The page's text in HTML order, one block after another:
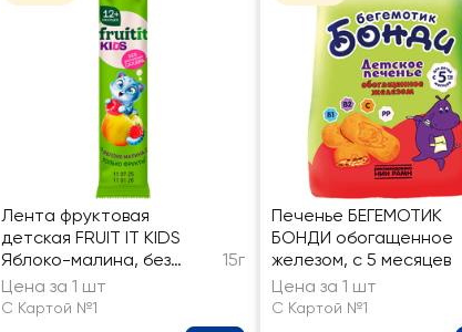
Лента фруктовая
детская FRUIT IT KIDS
Яблоко-малина, без
сахара, с 12 месяцев
15г
Цена за 1 шт
С Картой №1
Печенье БЕГЕМОТИК
БОНДИ обогащенное
железом, с 5 месяцев
Цена за 1 шт
С Картой №1